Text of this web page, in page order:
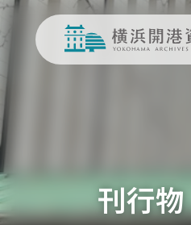
刊行物